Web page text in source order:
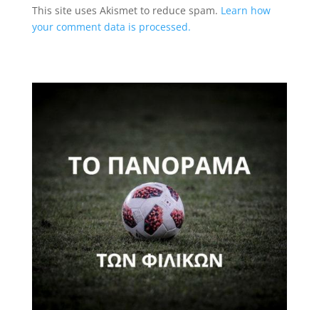
This site uses Akismet to reduce spam. Learn how
your comment data is processed.